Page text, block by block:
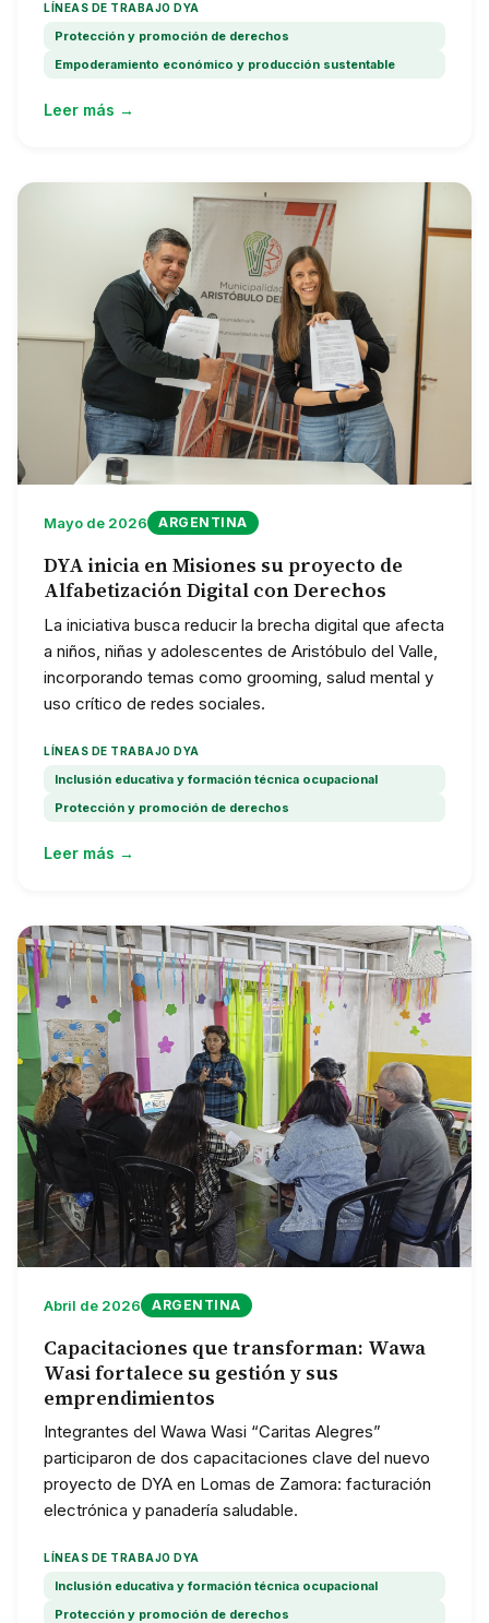
LÍNEAS DE TRABAJO DYA
Protección y promoción de derechos
Empoderamiento económico y producción sustentable
Leer más →
Mayo de 2026 ARGENTINA
DYA inicia en Misiones su proyecto de
Alfabetización Digital con Derechos
La iniciativa busca reducir la brecha digital que afecta
a niños, niñas y adolescentes de Aristóbulo del Valle,
incorporando temas como grooming, salud mental y
uso crítico de redes sociales.
LÍNEAS DE TRABAJO DYA
Inclusión educativa y formación técnica ocupacional
Protección y promoción de derechos
Leer más →
Abril de 2026 ARGENTINA
Capacitaciones que transforman: Wawa
Wasi fortalece su gestión y sus
emprendimientos
Integrantes del Wawa Wasi “Caritas Alegres”
participaron de dos capacitaciones clave del nuevo
proyecto de DYA en Lomas de Zamora: facturación
electrónica y panadería saludable.
LÍNEAS DE TRABAJO DYA
Inclusión educativa y formación técnica ocupacional
Protección y promoción de derechos